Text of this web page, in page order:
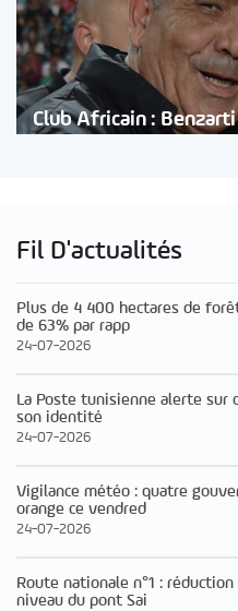
Club Africain : Benzarti
Fil D'actualités
Plus de 4 400 hectares de
de 63% par rapp
24-07-2026
La Poste tunisienne alerte sur
son identité
24-07-2026
Vigilance météo : quatre
orange ce vendred
24-07-2026
Route nationale n°1 :
niveau du pont Sai